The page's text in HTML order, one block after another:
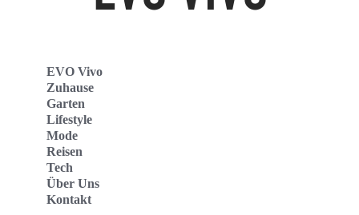
EVO Vivo
Zuhause
Garten
Lifestyle
Mode
Reisen
Tech
Über Uns
Kontakt